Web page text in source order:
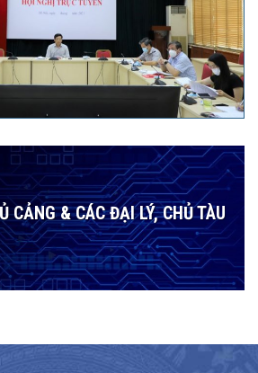
CẢNG & CÁC ĐẠI LÝ, CHỦ TÀU